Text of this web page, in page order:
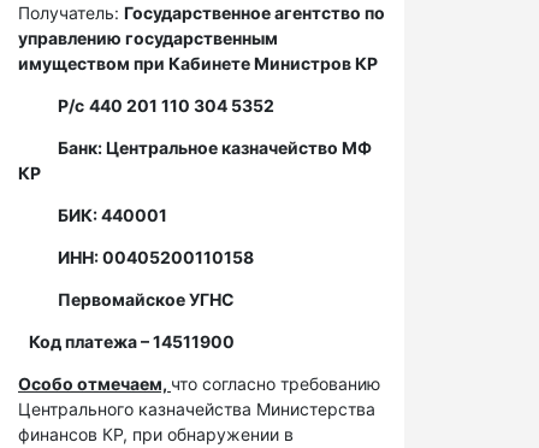
Получатель: Государственное агентство по
управлению государственным
имуществом при Кабинете Министров КР
Р/с 440 201 110 304 5352
Банк: Центральное казначейство МФ
КР
БИК: 440001
ИНН: 00405200110158
Первомайское УГНС
Код платежа – 14511900
Особо отмечаем, что согласно требованию
Центрального казначейства Министерства
финансов КР, при обнаружении в